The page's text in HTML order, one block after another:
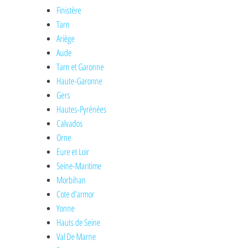
Finistère
Tarn
Ariège
Aude
Tarn et Garonne
Haute-Garonne
Gers
Hautes-Pyrénées
Calvados
Orne
Eure et Loir
Seine-Maritime
Morbihan
Cote d'armor
Yonne
Hauts de Seine
Val De Marne